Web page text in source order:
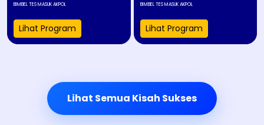
BIMBEL TES MASUK AKPOL
Lihat Program
BIMBEL TES MASUK AKPOL
Lihat Program
Lihat Semua Kisah Sukses